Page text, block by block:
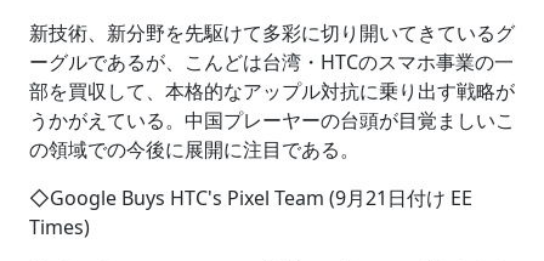
新技術、新分野を先駆けて多彩に切り開いてきているグ
ーグルであるが、こんどは台湾・HTCのスマホ事業の一
部を買収して、本格的なアップル対抗に乗り出す戦略が
うかがえている。中国プレーヤーの台頭が目覚ましいこ
の領域での今後に展開に注目である。
◇Google Buys HTC's Pixel Team (9月21日付け EE
Times)